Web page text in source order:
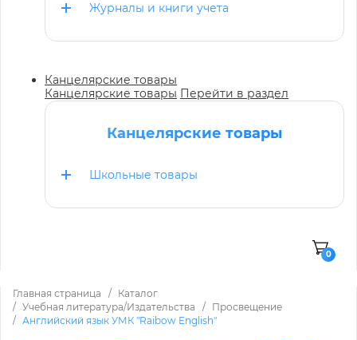
Журналы и книги учета
Канцелярские товары
Канцелярские товары Перейти в раздел
Канцелярские товары
Школьные товары
0
Главная страница
Каталог
Учебная литература/Издательства
Просвещение
Английский язык УМК "Raibow English"